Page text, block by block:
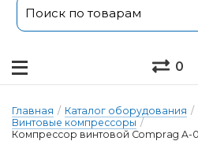
0
Главная / Каталог оборудования /
Винтовые компрессоры /
Компрессор винтовой Comprag A-